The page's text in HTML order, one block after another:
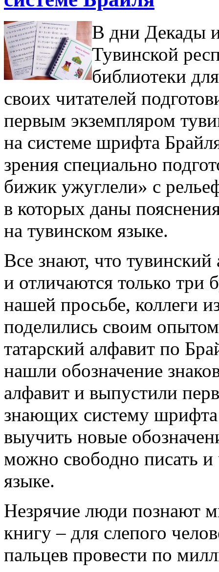
В дни Декады
Тувинской
библиотеки
своих читателей
первым экземпляром
на системе шрифта
зрения специально
бижик ужуглели» с
в которых даны
на тувинском языке.
Все знают, что
и отличаются только три
нашей просьбе, коллеги
поделились своим
татарский алфавит по
нашли обозначение
алфавит и выпустили
знающих систему шрифта
выучить новые
можно свободно писать
языке.
Незрячие люди познают
книгу – для слепого
пальцев провести по